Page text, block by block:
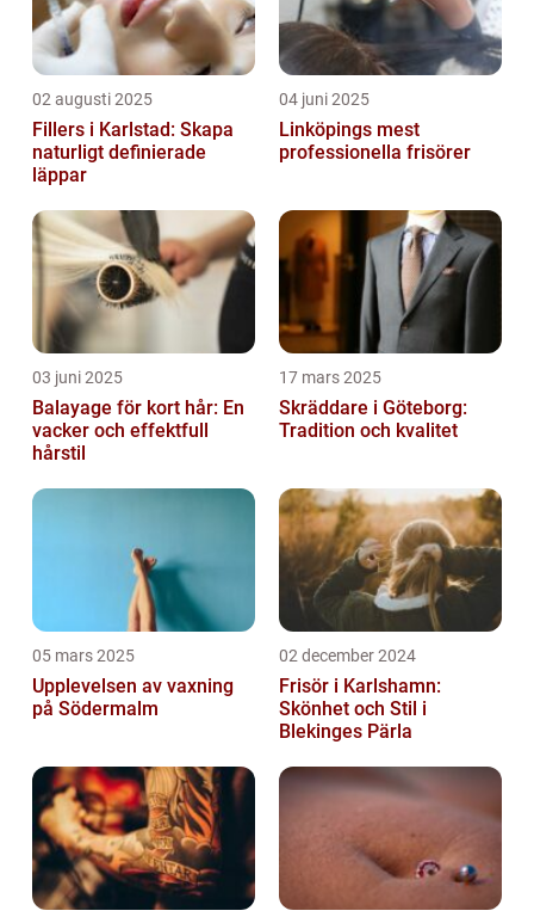
02 augusti 2025
Fillers i Karlstad: Skapa
naturligt definierade
läppar
04 juni 2025
Linköpings mest
professionella frisörer
03 juni 2025
Balayage för kort hår: En
vacker och effektfull
hårstil
17 mars 2025
Skräddare i Göteborg:
Tradition och kvalitet
05 mars 2025
Upplevelsen av vaxning
på Södermalm
02 december 2024
Frisör i Karlshamn:
Skönhet och Stil i
Blekinges Pärla